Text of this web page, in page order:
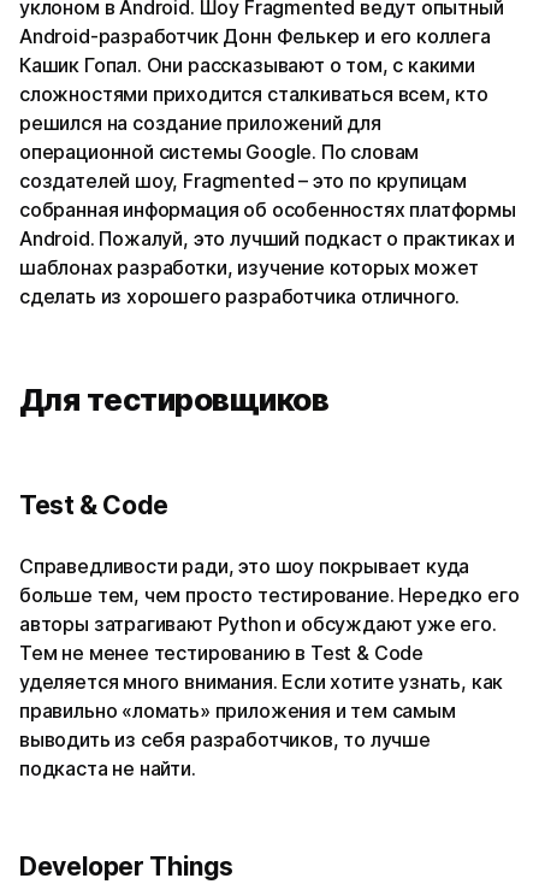
уклоном в Android. Шоу Fragmented ведут опытный
Android-разработчик Донн Фелькер и его коллега
Кашик Гопал. Они рассказывают о том, с какими
сложностями приходится сталкиваться всем, кто
решился на создание приложений для
операционной системы Google. По словам
создателей шоу, Fragmented – это по крупицам
собранная информация об особенностях платформы
Android. Пожалуй, это лучший подкаст о практиках и
шаблонах разработки, изучение которых может
сделать из хорошего разработчика отличного.
Для тестировщиков
Test & Code
Справедливости ради, это шоу покрывает куда
больше тем, чем просто тестирование. Нередко его
авторы затрагивают Python и обсуждают уже его.
Тем не менее тестированию в Test & Code
уделяется много внимания. Если хотите узнать, как
правильно «ломать» приложения и тем самым
выводить из себя разработчиков, то лучше
подкаста не найти.
Developer Things